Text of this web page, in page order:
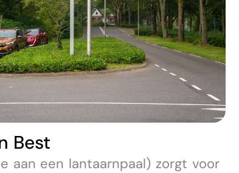
Best
aan een lantaarnpaal) zorgt voor